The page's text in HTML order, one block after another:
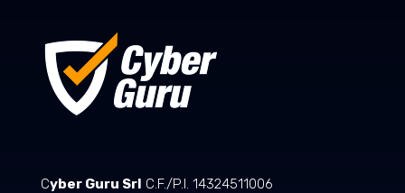
Cyber Guru Srl C.F./P.I. 14324511006